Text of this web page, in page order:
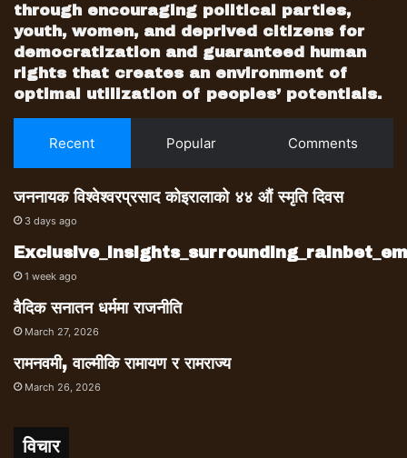
through encouraging political parties,
youth, women, and deprived citizens for
democratization and guaranteed human
rights that creates an environment of
optimal utilization of peoples’ potentials.
Recent Popular Comments
जननायक विश्वेश्वरप्रसाद कोइरालाको ४४ औं स्मृति दिवस
3 days ago
1 week ago
वैदिक सनातन धर्ममा राजनीति
March 27, 2026
रामनवमी, वाल्मीकि रामायण र रामराज्य
March 26, 2026
विचार